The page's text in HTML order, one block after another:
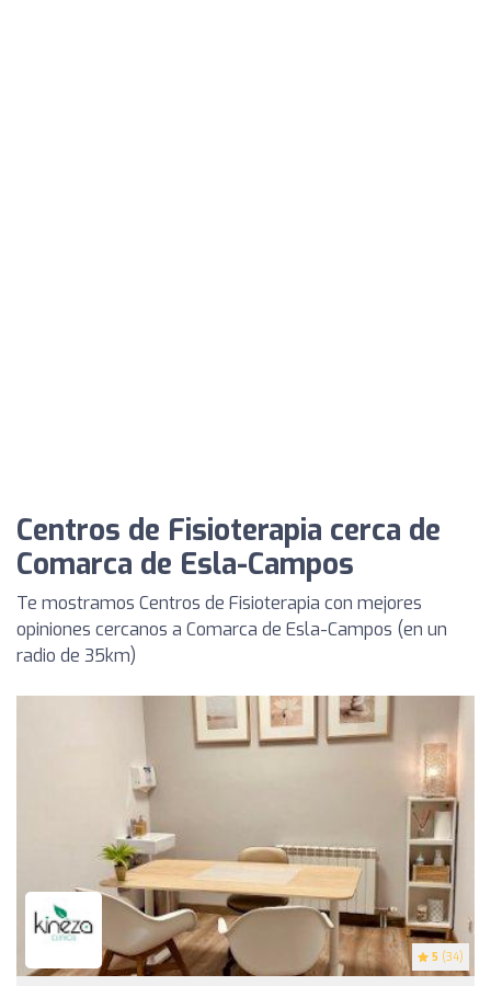
Centros de Fisioterapia cerca de
Comarca de Esla-Campos
Te mostramos Centros de Fisioterapia con mejores
opiniones cercanos a Comarca de Esla-Campos (en un
radio de 35km)
5 (34)